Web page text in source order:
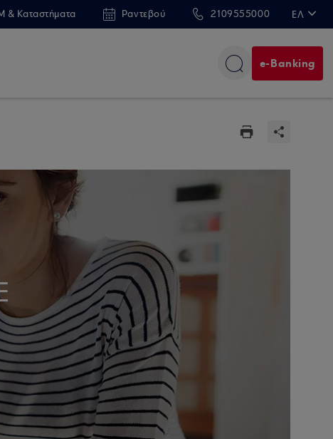
& Καταστήματα Ραντεβού 2109555000 ΕΛ
e-Banking